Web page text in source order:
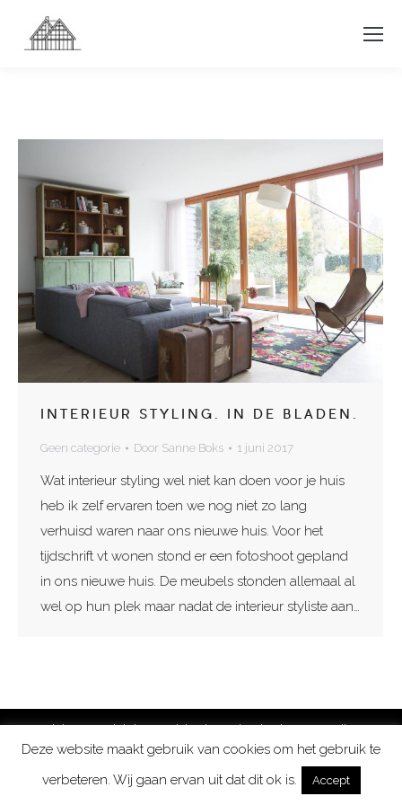
INTERIEUR STYLING. IN DE BLADEN.
Geen categorie Door Sanne Boks 1 juni 2017
Wat interieur styling wel niet kan doen voor je huis
heb ik zelf ervaren toen we nog niet zo lang
verhuisd waren naar ons nieuwe huis. Voor het
tijdschrift vt wonen stond er een fotoshoot gepland
in ons nieuwe huis. De meubels stonden allemaal al
wel op hun plek maar nadat de interieur styliste aan…
Copyright 2026 Lighthouse Living | Aan de tekeningen en prijzen op
deze site kunnen geen rechten worden ontleend.
Deze website maakt gebruik van cookies om het gebruik te
verbeteren. Wij gaan ervan uit dat dit ok is.
Accept